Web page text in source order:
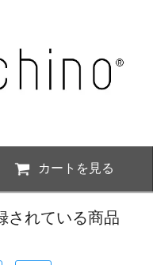
カートを見る
されている商品